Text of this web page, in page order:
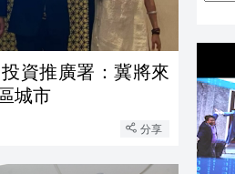
資推廣署：冀將來
城市
分享